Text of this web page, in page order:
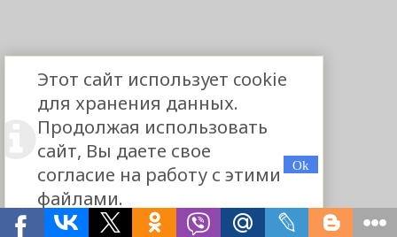
Этот сайт использует cookie
для хранения данных.
Продолжая использовать
сайт, Вы даете свое
согласие на работу с этими
файлами.